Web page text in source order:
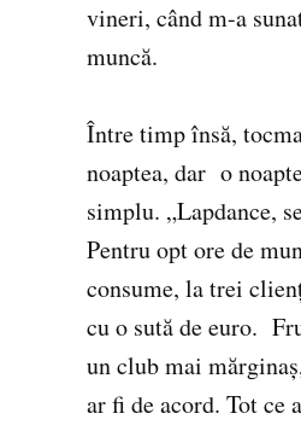
vineri, când m-a
muncă.
Între timp însă,
noaptea, dar o
simplu. „Lapdance,
Pentru opt ore de
consume, la trei
cu o sută de euro.
un club mai
ar fi de acord. Tot ce